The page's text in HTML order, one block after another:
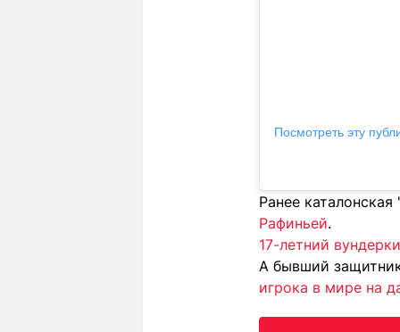
Посмотреть эту
Ранее
Рафиньей.
17-летний
А бывший
игрока в мире на